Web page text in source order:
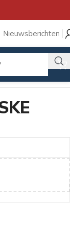
Nieuwsberichten